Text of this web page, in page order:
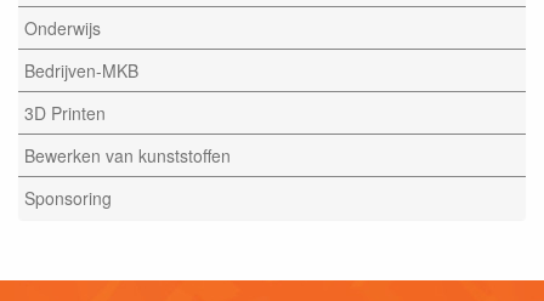
Onderwijs
Bedrijven-MKB
3D Printen
Bewerken van kunststoffen
Sponsoring